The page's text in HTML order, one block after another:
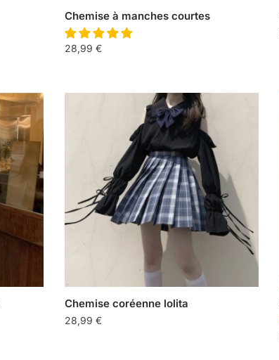
Chemise à manches courtes
28,99 €
Chemise coréenne lolita
28,99 €